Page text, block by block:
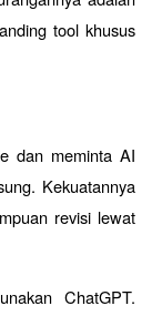
tool khusus
dan meminta AI
Kekuatannya
revisi lewat
ChatGPT.